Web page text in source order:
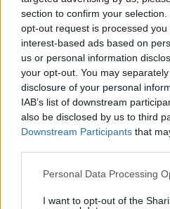
section to confirm your
opt-out request is processed
interest-based ads based on
us or personal information
your opt-out. You may
disclosure of your personal
IAB’s list of downstream
also be disclosed by us to third
Downstream Participants that
Please note that this website/
not limited to your visit or usage
Personal Data Processing
I want to opt-out of the
Ζέρβας ο χειρότερος ίσως
Θεσσαλονίκης. 4 χρόνια με
ποδηλατόδρομο στην
μετά από ένα χρόνο
βρωμιά, τα δέντρα τα έχει
απροσπέλαστο λόγω της
μετρό ακόμα γίνεται. Δε
που δε έγινε καμία
πει και ο Λίνκολν «Μπορείς
πολύ καιρό, πολλούς για
όλον τον καιρό». Και